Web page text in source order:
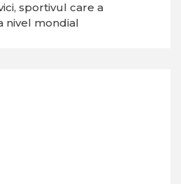
sportivul care a
nivel mondial